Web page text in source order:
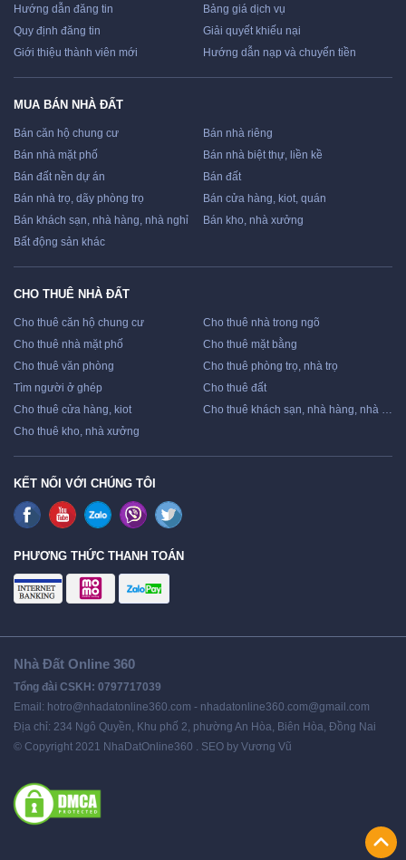
Hướng dẫn đăng tin
Bảng giá dịch vụ
Quy định đăng tin
Giải quyết khiếu nại
Giới thiệu thành viên mới
Hướng dẫn nạp và chuyển tiền
MUA BÁN NHÀ ĐẤT
Bán căn hộ chung cư
Bán nhà riêng
Bán nhà mặt phố
Bán nhà biệt thự, liền kề
Bán đất nền dự án
Bán đất
Bán nhà trọ, dãy phòng trọ
Bán cửa hàng, kiot, quán
Bán khách sạn, nhà hàng, nhà nghỉ
Bán kho, nhà xưởng
Bất động sản khác
CHO THUÊ NHÀ ĐẤT
Cho thuê căn hộ chung cư
Cho thuê nhà trong ngõ
Cho thuê nhà mặt phố
Cho thuê mặt bằng
Cho thuê văn phòng
Cho thuê phòng trọ, nhà trọ
Tìm người ở ghép
Cho thuê đất
Cho thuê cửa hàng, kiot
Cho thuê khách sạn, nhà hàng, nhà nghỉ
Cho thuê kho, nhà xưởng
KẾT NỐI VỚI CHÚNG TÔI
PHƯƠNG THỨC THANH TOÁN
Nhà Đất Online 360
Tổng đài CSKH: 0797717039
Email: hotro@nhadatonline360.com - nhadatonline360.com@gmail.com
Địa chỉ: 234 Ngô Quyền, Khu phố 2, phường An Hòa, Biên Hòa, Đồng Nai
© Copyright 2021 NhaDatOnline360 . SEO by Vương Vũ